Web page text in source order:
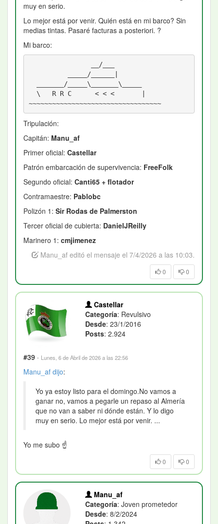
muy en serio.
Lo mejor está por venir. Quién está en mi barco? Sin
medias tintas. Pasaré facturas a posteriori. ?
Mi barco:
                __/___
          _____/______|
  _______/_____\_______\_____
  \   R R C      < < <       |
~~~~~~~~~~~~~~~~~~~~~~~~~~~~~~~~~~
Tripulación:
Capitán: Manu_af
Primer oficial: Castellar
Patrón embarcación de supervivencia: FreeFolk
Segundo oficial: Canti65 + flotador
Contramaestre: Pablobc
Polizón 1: Sir Rodas de Palmerston
Tercer oficial de cubierta: DanielJReilly
Marinero 1: cmjimenez
Manu_af editó el mensaje el 7/4/2026 a las 10:03.
0 0
Castellar
Categoría: Revulsivo
Desde: 23/1/2016
Posts: 2.924
#39 · Lunes, 6 de Abril de 2026 a las 22:56
Manu_af dijo:
Yo ya estoy listo para el domingo.No vamos a
ganar no, vamos a pegarle un repaso al Almería
que no van a saber ni dónde están. Y lo digo
muy en serio. Lo mejor está por venir. ...
Yo me subo ☝️
0 0
Manu_af
Categoría: Joven prometedor
Desde: 8/2/2024